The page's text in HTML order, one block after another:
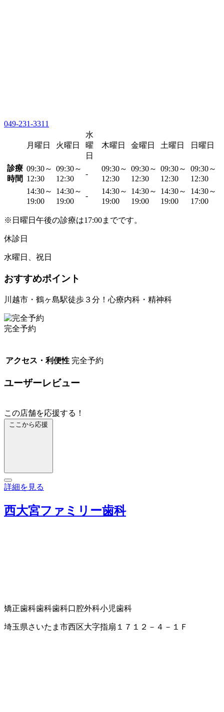
049-231-3311
月曜日 火曜日
水
曜
日
木曜日 金曜日 土曜日 日曜日
診療
時間
09:30～
12:30
09:30～
12:30
-
09:30～
12:30
09:30～
12:30
09:30～
12:30
09:30～
12:30
14:30～
19:00
14:30～
19:00
-
14:30～
19:00
14:30～
19:00
14:30～
19:00
14:30～
17:00
※日曜日午後の診療は17:00までです。
休診日
水曜日、祝日
おすすめポイント
川越市・鶴ヶ島駅徒歩３分！心療内科・精神科
完全予約
アクセス・利便性 完全予約
ユーザーレビュー
この店舗を応援する！
ここから応援
詳細を見る
西大宮ファミリー歯科
矯正歯科歯科歯科口腔外科小児歯科
埼玉県さいたま市西区大字指扇１７１２－４－１Ｆ